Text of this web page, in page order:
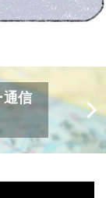
通信